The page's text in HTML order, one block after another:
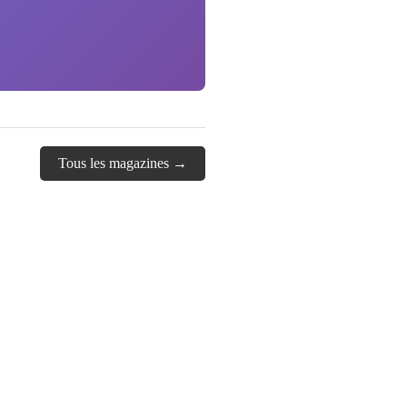
Tous les magazines →